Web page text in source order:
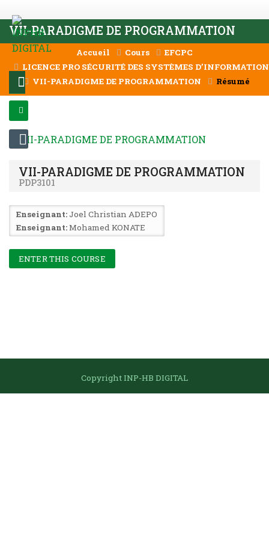
MENU
VII-PARADIGME DE PROGRAMMATION
Accueil Cours
EFCPC
LICENCE PRO SÉCURITÉ DES SYSTÈMES
VII-PARADIGME DE PROGRAMMATION
Résumé
VII-PARADIGME DE PROGRAMMATION
PDP3101
Enseignant:Joel Christian ADEPO
Enseignant:Mohamed KONATE
ENTER THIS COURSE
Copyright INP-HB DIGITAL